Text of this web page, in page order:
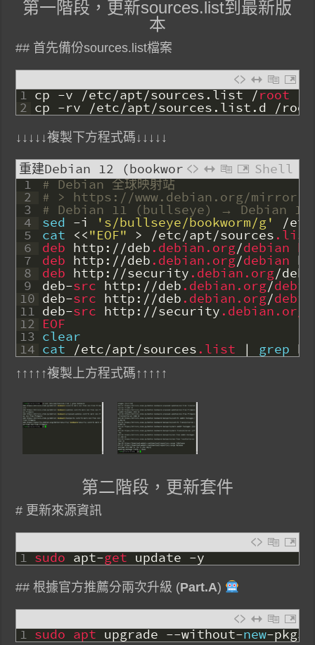
第一階段，更新sources.list到最新版
本
## 首先備份sources.list檔案
1
2
cp -v /etc/apt/sources.list /root
cp -rv /etc/apt/sources.list.d /root
↓↓↓↓↓複製下方程式碼↓↓↓↓↓
重建Debian 12 (bookworm)的
sources.list
Shell
1
2
3
4
5
6
7
8
9
10
11
12
13
14
# Debian 全球映射站
# > https://www.debian.org/
# Debian 11 (bullseye) → Debian 12
sed -i 's/bullseye/bookworm/g' /etc
cat <<"EOF" > /etc/apt/sources.list
deb http: //deb.debian.org/debian
deb http: //deb.debian.org/debian
deb http: //security.debian.org/
deb-src http: //deb.debian.org/
deb-src http: //deb.debian.org/
deb-src http: //security.debian.org
EOF
clear
cat /etc/apt/sources.list | grep
↑↑↑↑↑複製上方程式碼↑↑↑↑↑
第二階段，更新套件
# 更新來源資訊
1 sudo apt-get update -y
## 根據官方推薦分兩次升級 (Part.A)
1 sudo apt upgrade --without-new-pkgs